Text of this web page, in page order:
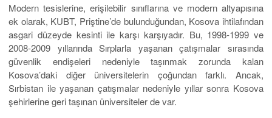
Modern tesislerine, erişilebilir sınıflarına ve modern altyapısına
ek olarak, KUBT, Priştine’de bulunduğundan, Kosova ihtilafından
asgari düzeyde kesinti ile karşı karşıyadır. Bu, 1998-1999 ve
2008-2009 yıllarında Sırplarla yaşanan çatışmalar sırasında
güvenlik endişeleri nedeniyle taşınmak zorunda kalan
Kosova’daki diğer üniversitelerin çoğundan farklı. Ancak,
Sırbistan ile yaşanan çatışmalar nedeniyle yıllar sonra Kosova
şehirlerine geri taşınan üniversiteler de var.